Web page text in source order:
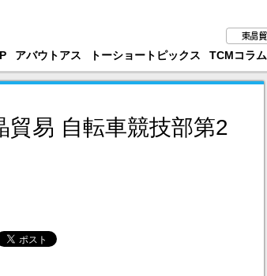
アバウトアス トーショートピックス TCMコラム
貿易 自転車競技部第2